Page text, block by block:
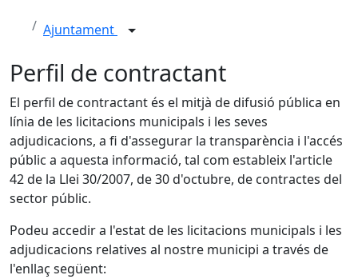
Ajuntament
Perfil de contractant
El perfil de contractant és el mitjà de difusió pública en
línia de les licitacions municipals i les seves
adjudicacions, a fi d'assegurar la transparència i l'accés
públic a aquesta informació, tal com estableix l'article
42 de la Llei 30/2007, de 30 d'octubre, de contractes del
sector públic.
Podeu accedir a l'estat de les licitacions municipals i les
adjudicacions relatives al nostre municipi a través de
l'enllaç següent: